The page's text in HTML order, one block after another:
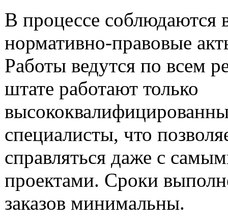
В процессе соблюдаются
нормативно-правовые
Работы ведутся по всем
штате работают только
специалисты, что
справляться даже с
проектами. Сроки
заказов минимальны.